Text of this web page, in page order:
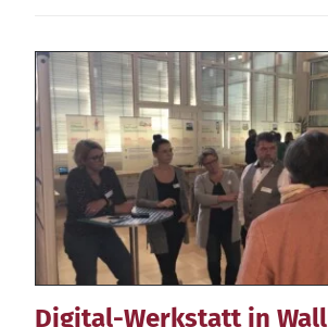
Digital-Werkstatt in